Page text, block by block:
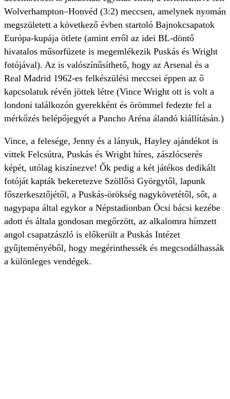
Wolverhampton–Honvéd (3:2) meccsen, amelynek nyomán
megszületett a következő évben startoló Bajnokcsapatok
Európa-kupája ötlete (amint erről az idei BL-döntő
hivatalos műsorfüzete is megemlékezik Puskás és Wright
fotójával). Az is valószínűsíthető, hogy az Arsenal és a
Real Madrid 1962-es felkészülési meccsei éppen az ő
kapcsolatuk révén jöttek létre (Vince Wright ott is volt a
londoni találkozón gyerekként és örömmel fedezte fel a
mérkőzés belépőjegyét a Pancho Aréna álandó kiállításán.)
Vince, a felesége, Jenny és a lányuk, Hayley ajándékot is
vittek Felcsútra, Puskás és Wright híres, zászlócserés
képét, utólag kiszínezve! Ők pedig a két játékos dedikált
fotóját kapták bekeretezve Szöllősi Györgytől, lapunk
főszerkesztőjétől, a Puskás-örökség nagykövetétől, sőt, a
nagypapa által egykor a Népstadionban Öcsi bácsi kezébe
adott és általa gondosan megőrzött, az alkalomra hímzett
angol csapatzászló is előkerült a Puskás Intézet
gyűjteményéből, hogy megérinthessék és megcsodálhassák
a különleges vendégek.